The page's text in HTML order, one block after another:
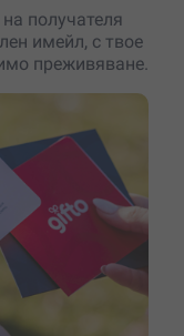
получателя
имейл, с твое
преживяване.